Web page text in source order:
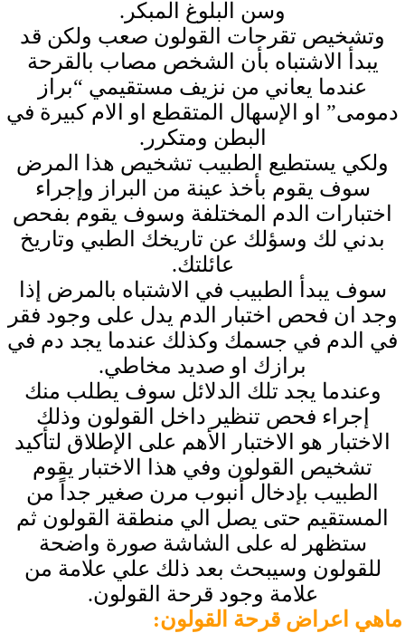
وسن البلوغ المبكر.
وتشخيص تقرحات القولون صعب ولكن قد
يبدأ الاشتباه بأن الشخص مصاب بالقرحة
عندما يعاني من نزيف مستقيمي “براز
دمومى” او الإسهال المتقطع او الام كبيرة في
البطن ومتكرر.
ولكي يستطيع الطبيب تشخيص هذا المرض
سوف يقوم بأخذ عينة من البراز وإجراء
اختبارات الدم المختلفة وسوف يقوم بفحص
بدني لك وسؤلك عن تاريخك الطبي وتاريخ
عائلتك.
سوف يبدأ الطبيب في الاشتباه بالمرض إذا
وجد ان فحص اختبار الدم يدل على وجود فقر
في الدم في جسمك وكذلك عندما يجد دم في
برازك او صديد مخاطي.
وعندما يجد تلك الدلائل سوف يطلب منك
إجراء فحص تنظير داخل القولون وذلك
الاختبار هو الاختبار الأهم على الإطلاق لتأكيد
تشخيص القولون وفي هذا الاختبار يقوم
الطبيب بإدخال أنبوب مرن صغير جداً من
المستقيم حتى يصل الي منطقة القولون ثم
ستظهر له على الشاشة صورة واضحة
للقولون وسيبحث بعد ذلك علي علامة من
علامة وجود قرحة القولون.
ماهي اعراض قرحة القولون: